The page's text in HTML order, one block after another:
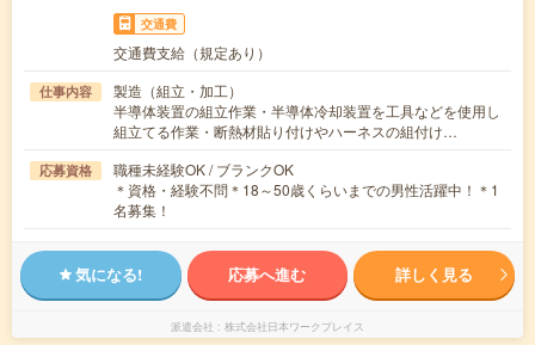
交通費
交通費支給（規定あり）
仕事内容
製造（組立・加工）
半導体装置の組立作業・半導体冷却装置を工具などを使用し
組立てる作業・断熱材貼り付けやハーネスの組付け…
応募資格
職種未経験OK / ブランクOK
＊資格・経験不問＊18～50歳くらいまでの男性活躍中！＊1
名募集！
気になる! 応募へ進む 詳しく見る
派遣会社 株式会社日本ワークプレイス